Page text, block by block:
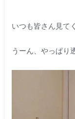
いつも皆さん見て
うーん、やっぱり